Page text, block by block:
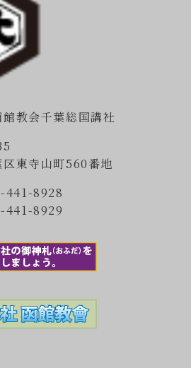
教会千葉総国講社
東寺山町560番地
441-8928
441-8929